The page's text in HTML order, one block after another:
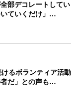
部デコレートしてい
いていくだけ」…
るボランティア活動
だ」との声も…